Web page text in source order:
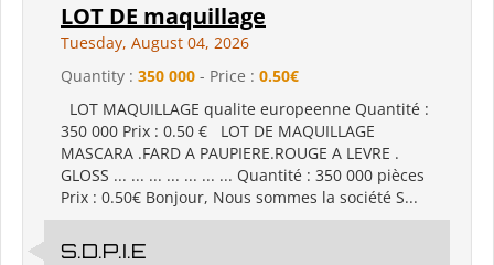
LOT DE maquillage
Tuesday, August 04, 2026
Quantity : 350 000 - Price : 0.50€
LOT MAQUILLAGE qualite europeenne Quantité :
350 000 Prix : 0.50 € LOT DE MAQUILLAGE
MASCARA .FARD A PAUPIERE.ROUGE A LEVRE .
GLOSS ... ... ... ... ... ... ... Quantité : 350 000 pièces
Prix : 0.50€ Bonjour, Nous sommes la société S...
S.D.P.I.E